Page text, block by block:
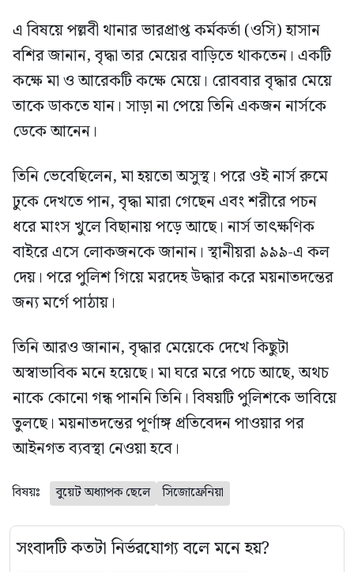
এ বিষয়ে পল্লবী থানার ভারপ্রাপ্ত কর্মকর্তা (ওসি) হাসান
বশির জানান, বৃদ্ধা তার মেয়ের বাড়িতে থাকতেন। একটি
কক্ষে মা ও আরেকটি কক্ষে মেয়ে। রোববার বৃদ্ধার মেয়ে
তাকে ডাকতে যান। সাড়া না পেয়ে তিনি একজন নার্সকে
ডেকে আনেন।
তিনি ভেবেছিলেন, মা হয়তো অসুস্থ। পরে ওই নার্স রুমে
ঢুকে দেখতে পান, বৃদ্ধা মারা গেছেন এবং শরীরে পচন
ধরে মাংস খুলে বিছানায় পড়ে আছে। নার্স তাৎক্ষণিক
বাইরে এসে লোকজনকে জানান। স্থানীয়রা ৯৯৯-এ কল
দেয়। পরে পুলিশ গিয়ে মরদেহ উদ্ধার করে ময়নাতদন্তের
জন্য মর্গে পাঠায়।
তিনি আরও জানান, বৃদ্ধার মেয়েকে দেখে কিছুটা
অস্বাভাবিক মনে হয়েছে। মা ঘরে মরে পচে আছে, অথচ
নাকে কোনো গন্ধ পাননি তিনি। বিষয়টি পুলিশকে ভাবিয়ে
তুলছে। ময়নাতদন্তের পূর্ণাঙ্গ প্রতিবেদন পাওয়ার পর
আইনগত ব্যবস্থা নেওয়া হবে।
বিষয়ঃ বুয়েট অধ্যাপক ছেলে সিজোফ্রেনিয়া
সংবাদটি কতটা নির্ভরযোগ্য বলে মনে হয়?